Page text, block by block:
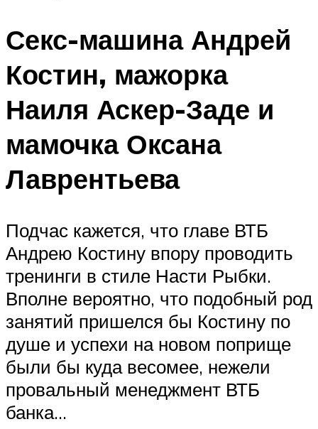
Секс-машина Андрей
Костин, мажорка
Наиля Аскер-Заде и
мамочка Оксана
Лаврентьева
Подчас кажется, что главе ВТБ
Андрею Костину впору проводить
тренинги в стиле Насти Рыбки.
Вполне вероятно, что подобный род
занятий пришелся бы Костину по
душе и успехи на новом поприще
были бы куда весомее, нежели
провальный менеджмент ВТБ
банка…